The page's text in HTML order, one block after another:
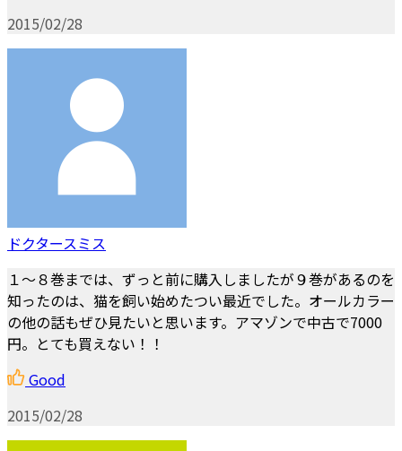
2015/02/28
ドクタースミス
１～８巻までは、ずっと前に購入しましたが９巻があるのを
知ったのは、猫を飼い始めたつい最近でした。オールカラー
の他の話もぜひ見たいと思います。アマゾンで中古で7000
円。とても買えない！！
Good
2015/02/28